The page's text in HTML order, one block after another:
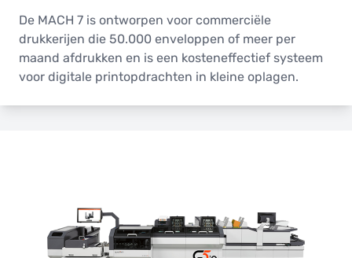
De MACH 7 is ontworpen voor commerciële
drukkerijen die 50.000 enveloppen of meer per
maand afdrukken en is een kosteneffectief systeem
voor digitale printopdrachten in kleine oplagen.